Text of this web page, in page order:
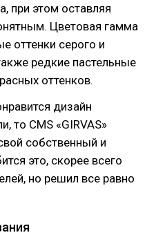
при этом оставляя
Цветовая гамма
оттенки серого и
редкие пастельные
оттенков.
дизайн
то CMS «GIRVAS»
собственный и
это, скорее всего
но решил все равно